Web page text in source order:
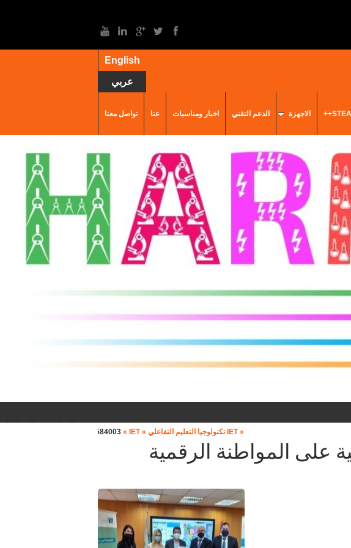
English
عربي
الاجهزة الدعم التقني اخبار ومناسبات عنا تواصل معنا
:: Support : +96171584003 « IET تكنولوجيا التعليم التفاعلي »
على المواطنة الرقمية